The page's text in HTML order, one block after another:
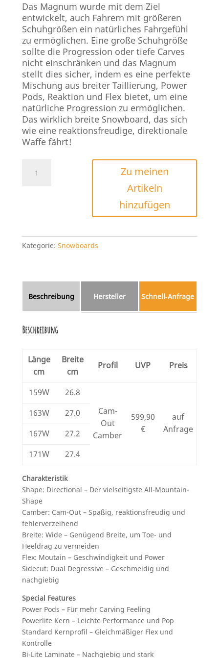
Das Magnum wurde mit dem Ziel
entwickelt, auch Fahrern mit größeren
Schuhgrößen ein natürliches Fahrgefühl
zu ermöglichen. Eine große Schuhgröße
sollte die Progression oder tiefe Carves
nicht einschränken und das Magnum
stellt dies sicher, indem es eine perfekte
Mischung aus breiter Taillierung, Power
Pods, Reaktion und Flex bietet, um eine
natürliche Progression zu ermöglichen.
Das wirklich breite Snowboard, das sich
wie eine reaktionsfreudige, direktionale
Waffe fährt!
Magnum
Zu meinen
Artikeln
hinzufügen
Kategorie: Snowboards
Beschreibung Hersteller Schnell‑Anfrage
Beschreibung
Länge
cm
Breite
cm
Profil UVP Preis
159W
26.8
Cam-
Out
Camber
599,90
€
auf
Anfrage
163W
27.0
167W
27.2
171W
27.4
Charakteristik
Shape: Directional – Der vielseitigste All-Mountain-
Shape
Camber: Cam-Out – Spaßig, reaktionsfreudig und
fehlerverzeihend
Breite: Wide – Genügend Breite, um Toe- und
Heeldrag zu vermeiden
Flex: Moutain – Geschwindigkeit und Power
Sidecut: Dual Degressive – Geschmeidig und
nachgiebig
Special Features
Power Pods – Für mehr Carving Feeling
Powerlite Kern – Leichte Performance und Pop
Standard Kernprofil – Gleichmäßiger Flex und
Kontrolle
Bi-Lite Laminate – Nachgiebig und stark